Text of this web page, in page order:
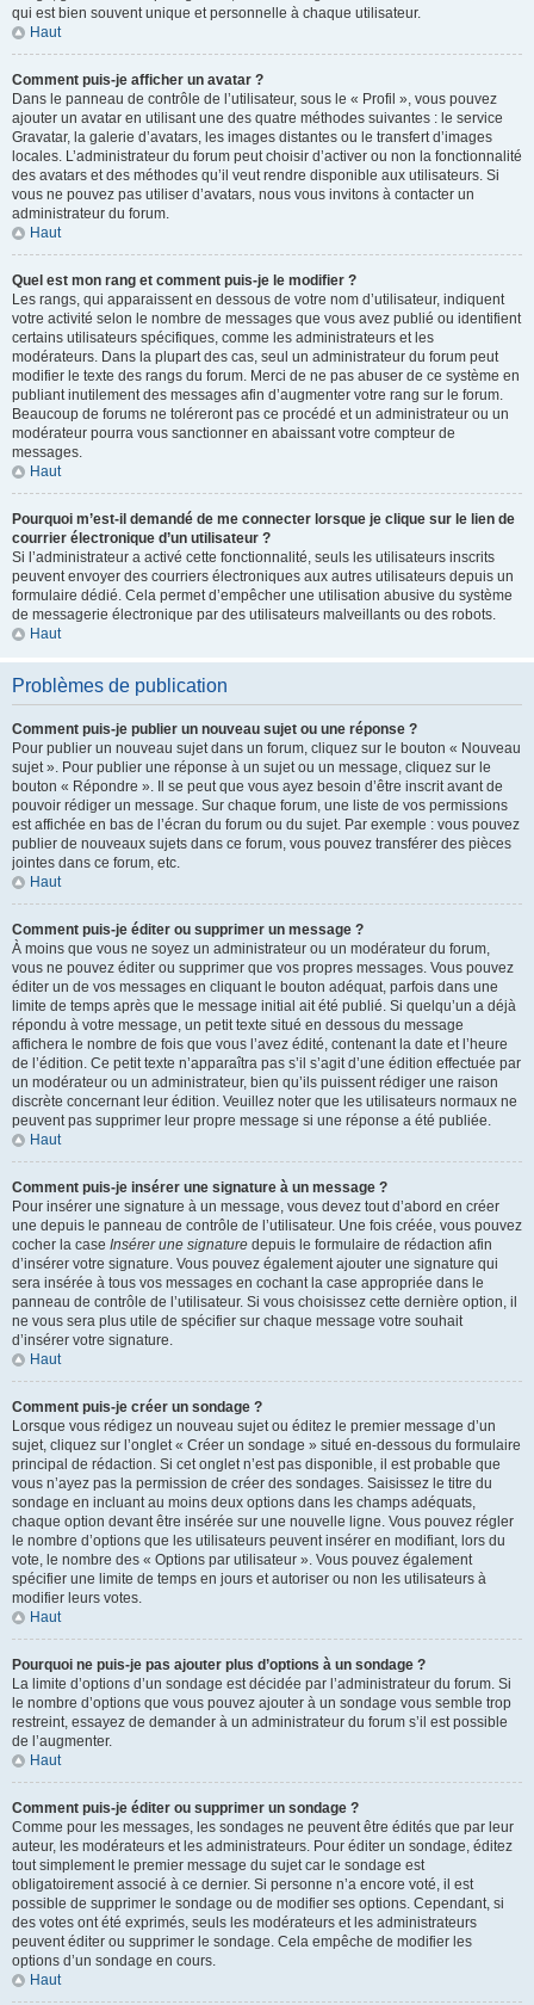
qui est bien souvent unique et personnelle à chaque utilisateur.
Haut
Comment puis-je afficher un avatar ?
Dans le panneau de contrôle de l’utilisateur, sous le « Profil », vous pouvez
ajouter un avatar en utilisant une des quatre méthodes suivantes : le service
Gravatar, la galerie d’avatars, les images distantes ou le transfert d’images
locales. L’administrateur du forum peut choisir d’activer ou non la fonctionnalité
des avatars et des méthodes qu’il veut rendre disponible aux utilisateurs. Si
vous ne pouvez pas utiliser d’avatars, nous vous invitons à contacter un
administrateur du forum.
Haut
Quel est mon rang et comment puis-je le modifier ?
Les rangs, qui apparaissent en dessous de votre nom d’utilisateur, indiquent
votre activité selon le nombre de messages que vous avez publié ou identifient
certains utilisateurs spécifiques, comme les administrateurs et les
modérateurs. Dans la plupart des cas, seul un administrateur du forum peut
modifier le texte des rangs du forum. Merci de ne pas abuser de ce système en
publiant inutilement des messages afin d’augmenter votre rang sur le forum.
Beaucoup de forums ne toléreront pas ce procédé et un administrateur ou un
modérateur pourra vous sanctionner en abaissant votre compteur de
messages.
Haut
Pourquoi m’est-il demandé de me connecter lorsque je clique sur le lien de
courrier électronique d’un utilisateur ?
Si l’administrateur a activé cette fonctionnalité, seuls les utilisateurs inscrits
peuvent envoyer des courriers électroniques aux autres utilisateurs depuis un
formulaire dédié. Cela permet d’empêcher une utilisation abusive du système
de messagerie électronique par des utilisateurs malveillants ou des robots.
Haut
Problèmes de publication
Comment puis-je publier un nouveau sujet ou une réponse ?
Pour publier un nouveau sujet dans un forum, cliquez sur le bouton « Nouveau
sujet ». Pour publier une réponse à un sujet ou un message, cliquez sur le
bouton « Répondre ». Il se peut que vous ayez besoin d’être inscrit avant de
pouvoir rédiger un message. Sur chaque forum, une liste de vos permissions
est affichée en bas de l’écran du forum ou du sujet. Par exemple : vous pouvez
publier de nouveaux sujets dans ce forum, vous pouvez transférer des pièces
jointes dans ce forum, etc.
Haut
Comment puis-je éditer ou supprimer un message ?
À moins que vous ne soyez un administrateur ou un modérateur du forum,
vous ne pouvez éditer ou supprimer que vos propres messages. Vous pouvez
éditer un de vos messages en cliquant le bouton adéquat, parfois dans une
limite de temps après que le message initial ait été publié. Si quelqu’un a déjà
répondu à votre message, un petit texte situé en dessous du message
affichera le nombre de fois que vous l’avez édité, contenant la date et l’heure
de l’édition. Ce petit texte n’apparaîtra pas s’il s’agit d’une édition effectuée par
un modérateur ou un administrateur, bien qu’ils puissent rédiger une raison
discrète concernant leur édition. Veuillez noter que les utilisateurs normaux ne
peuvent pas supprimer leur propre message si une réponse a été publiée.
Haut
Comment puis-je insérer une signature à un message ?
Pour insérer une signature à un message, vous devez tout d’abord en créer
une depuis le panneau de contrôle de l’utilisateur. Une fois créée, vous pouvez
cocher la case Insérer une signature depuis le formulaire de rédaction afin
d’insérer votre signature. Vous pouvez également ajouter une signature qui
sera insérée à tous vos messages en cochant la case appropriée dans le
panneau de contrôle de l’utilisateur. Si vous choisissez cette dernière option, il
ne vous sera plus utile de spécifier sur chaque message votre souhait
d’insérer votre signature.
Haut
Comment puis-je créer un sondage ?
Lorsque vous rédigez un nouveau sujet ou éditez le premier message d’un
sujet, cliquez sur l’onglet « Créer un sondage » situé en-dessous du formulaire
principal de rédaction. Si cet onglet n’est pas disponible, il est probable que
vous n’ayez pas la permission de créer des sondages. Saisissez le titre du
sondage en incluant au moins deux options dans les champs adéquats,
chaque option devant être insérée sur une nouvelle ligne. Vous pouvez régler
le nombre d’options que les utilisateurs peuvent insérer en modifiant, lors du
vote, le nombre des « Options par utilisateur ». Vous pouvez également
spécifier une limite de temps en jours et autoriser ou non les utilisateurs à
modifier leurs votes.
Haut
Pourquoi ne puis-je pas ajouter plus d’options à un sondage ?
La limite d’options d’un sondage est décidée par l’administrateur du forum. Si
le nombre d’options que vous pouvez ajouter à un sondage vous semble trop
restreint, essayez de demander à un administrateur du forum s’il est possible
de l’augmenter.
Haut
Comment puis-je éditer ou supprimer un sondage ?
Comme pour les messages, les sondages ne peuvent être édités que par leur
auteur, les modérateurs et les administrateurs. Pour éditer un sondage, éditez
tout simplement le premier message du sujet car le sondage est
obligatoirement associé à ce dernier. Si personne n’a encore voté, il est
possible de supprimer le sondage ou de modifier ses options. Cependant, si
des votes ont été exprimés, seuls les modérateurs et les administrateurs
peuvent éditer ou supprimer le sondage. Cela empêche de modifier les
options d’un sondage en cours.
Haut